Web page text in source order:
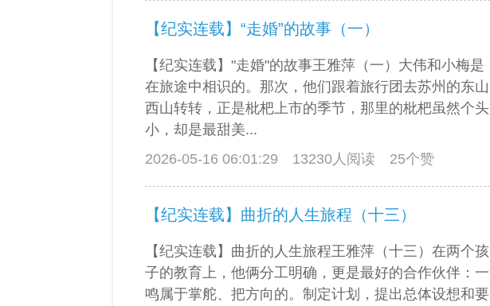
【纪实连载】“走婚”的故事（一）
【纪实连载】"走婚"的故事王雅萍（一）大伟和小梅是
在旅途中相识的。那次，他们跟着旅行团去苏州的东山
西山转转，正是枇杷上市的季节，那里的枇杷虽然个头
小，却是最甜美...
2026-05-16 06:01:29
13230人阅读 25个赞
【纪实连载】曲折的人生旅程（十三）
【纪实连载】曲折的人生旅程王雅萍（十三）在两个孩
子的教育上，他俩分工明确，更是最好的合作伙伴：一
鸣属于掌舵、把方向的。制定计划，提出总体设想和要